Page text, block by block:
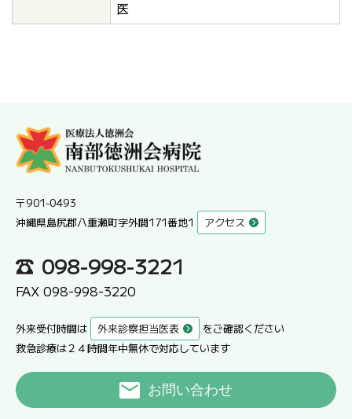
医
〒901-0493
沖縄県島尻郡八重瀬町字外間171番地1
アクセス
098-998-3221
FAX 098-998-3220
外来受付時間は 外来診察担当医表
をご確認ください
救急診療は２４時間年中無休で対応しています
お問い合わせ